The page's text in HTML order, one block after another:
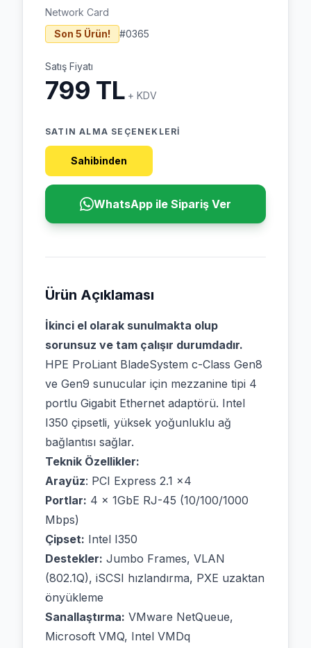
Network Card
Son 5 Ürün!
#0365
Satış Fiyatı
799 TL + KDV
SATIN ALMA SEÇENEKLERI
Sahibinden
WhatsApp ile Sipariş Ver
Ürün Açıklaması
İkinci el olarak sunulmakta olup
sorunsuz ve tam çalışır durumdadır.
HPE ProLiant BladeSystem c-Class Gen8
ve Gen9 sunucular için mezzanine tipi 4
portlu Gigabit Ethernet adaptörü. Intel
I350 çipsetli, yüksek yoğunluklu ağ
bağlantısı sağlar.
Teknik Özellikler:
Arayüz: PCI Express 2.1 x4
Portlar: 4 × 1GbE RJ-45 (10/100/1000
Mbps)
Çipset: Intel I350
Destekler: Jumbo Frames, VLAN
(802.1Q), iSCSI hızlandırma, PXE uzaktan
önyükleme
Sanallaştırma: VMware NetQueue,
Microsoft VMQ, Intel VMDq